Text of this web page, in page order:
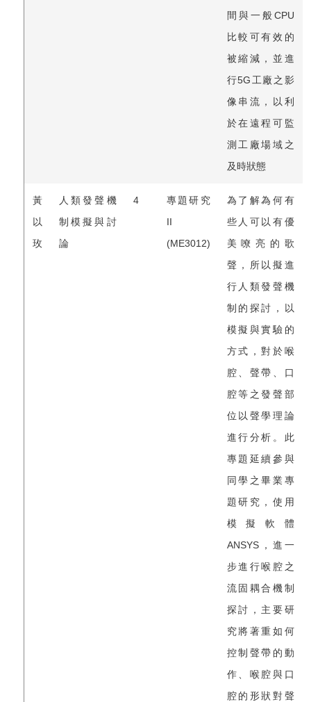
間與一般CPU
比較可有效的
被縮減，並進
行5G工廠之影
像串流，以利
於在遠程可監
測工廠場域之
及時狀態
黃
以
玫
人類發聲機
制模擬與討
論
4
專題研究
II
(ME3012)
為了解為何有
些人可以有優
美嘹亮的歌
聲，所以擬進
行人類發聲機
制的探討，以
模擬與實驗的
方式，對於喉
腔、聲帶、口
腔等之發聲部
位以聲學理論
進行分析。此
專題延續參與
同學之畢業專
題研究，使用
模擬軟體
ANSYS，進一
步進行喉腔之
流固耦合機制
探討，主要研
究將著重如何
控制聲帶的動
作、喉腔與口
腔的形狀對聲